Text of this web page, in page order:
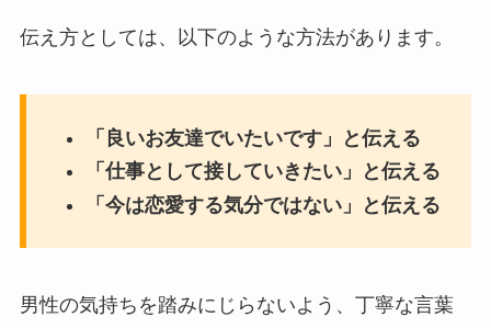
伝え方としては、以下のような方法があります。
「良いお友達でいたいです」と伝える
「仕事として接していきたい」と伝える
「今は恋愛する気分ではない」と伝える
男性の気持ちを踏みにじらないよう、丁寧な言葉